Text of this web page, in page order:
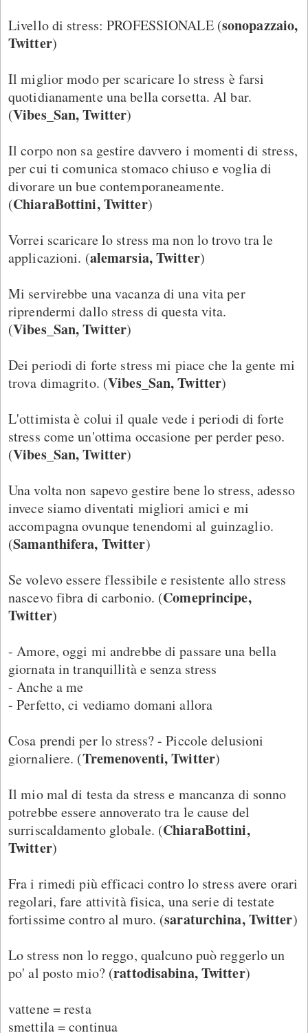
Livello di stress: PROFESSIONALE (sonopazzaio,
Twitter)
Il miglior modo per scaricare lo stress è farsi
quotidianamente una bella corsetta. Al bar.
(Vibes_San, Twitter)
Il corpo non sa gestire davvero i momenti di stress,
per cui ti comunica stomaco chiuso e voglia di
divorare un bue contemporaneamente.
(ChiaraBottini, Twitter)
Vorrei scaricare lo stress ma non lo trovo tra le
applicazioni. (alemarsia, Twitter)
Mi servirebbe una vacanza di una vita per
riprendermi dallo stress di questa vita.
(Vibes_San, Twitter)
Dei periodi di forte stress mi piace che la gente mi
trova dimagrito. (Vibes_San, Twitter)
L'ottimista è colui il quale vede i periodi di forte
stress come un'ottima occasione per perder peso.
(Vibes_San, Twitter)
Una volta non sapevo gestire bene lo stress, adesso
invece siamo diventati migliori amici e mi
accompagna ovunque tenendomi al guinzaglio.
(Samanthifera, Twitter)
Se volevo essere flessibile e resistente allo stress
nascevo fibra di carbonio. (Comeprincipe,
Twitter)
- Amore, oggi mi andrebbe di passare una bella
giornata in tranquillità e senza stress
- Anche a me
- Perfetto, ci vediamo domani allora
Cosa prendi per lo stress? - Piccole delusioni
giornaliere. (Tremenoventi, Twitter)
Il mio mal di testa da stress e mancanza di sonno
potrebbe essere annoverato tra le cause del
surriscaldamento globale. (ChiaraBottini,
Twitter)
Fra i rimedi più efficaci contro lo stress avere orari
regolari, fare attività fisica, una serie di testate
fortissime contro al muro. (saraturchina, Twitter)
Lo stress non lo reggo, qualcuno può reggerlo un
po' al posto mio? (rattodisabina, Twitter)
vattene = resta
smettila = continua